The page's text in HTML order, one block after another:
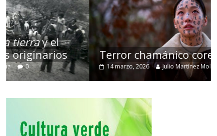
Terror chamánico coreano
14 marzo, 2026 Julio Martínez Molina 0